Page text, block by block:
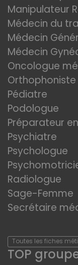
Manipulateur
Médecin du
Médecin
Médecin
Oncologue
Orthophoniste
Pédiatre
Podologue
Préparateur
Psychiatre
Psychologue
Radiologue
Sage-Femme
Secrétaire
Toutes les fiches
TOP